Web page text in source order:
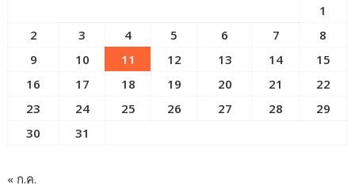
1
2
3 4 5 6 7
8
9
10 11 12 13 14
15
16
17 18 19 20 21
22
23
24 25 26 27 28
29
30
31
« ก.ค.